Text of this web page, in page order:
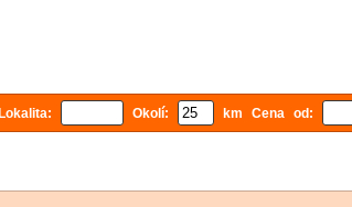
Okolí: km Cena od: